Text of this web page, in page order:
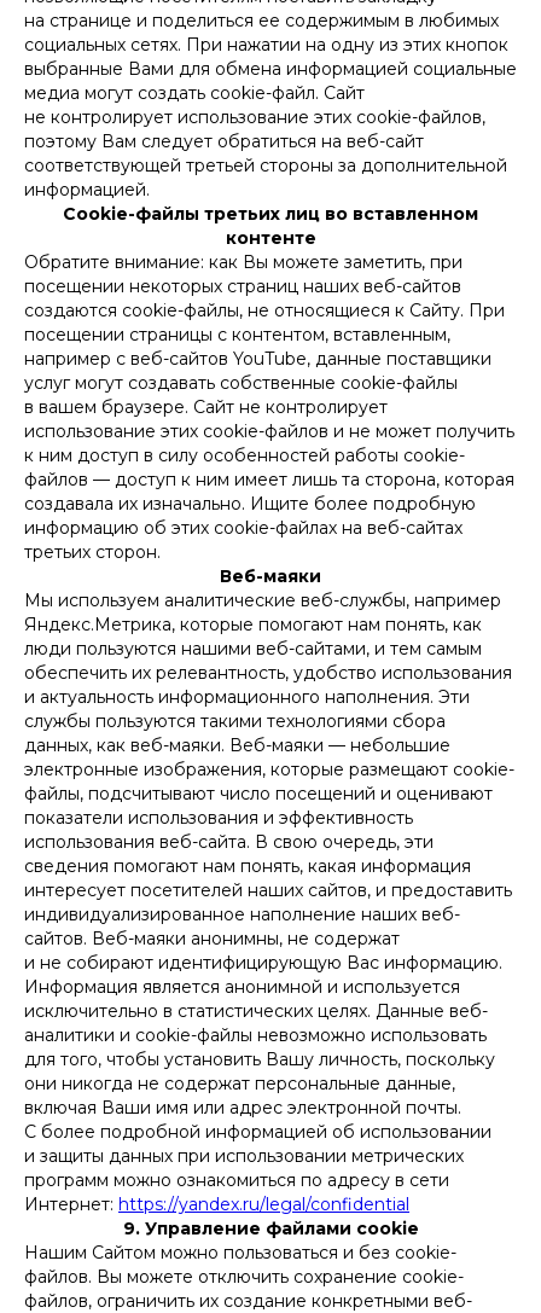
на странице и поделиться ее содержимым в любимых
социальных сетях. При нажатии на одну из этих кнопок
выбранные Вами для обмена информацией социальные
медиа могут создать cookie-файл. Сайт
не контролирует использование этих cookie-файлов,
поэтому Вам следует обратиться на веб-сайт
соответствующей третьей стороны за дополнительной
информацией.
Cookie-файлы третьих лиц во вставленном
контенте
Обратите внимание: как Вы можете заметить, при
посещении некоторых страниц наших веб-сайтов
создаются cookie-файлы, не относящиеся к Сайту. При
посещении страницы с контентом, вставленным,
например с веб-сайтов YouTube, данные поставщики
услуг могут создавать собственные cookie-файлы
в вашем браузере. Сайт не контролирует
использование этих cookie-файлов и не может получить
к ним доступ в силу особенностей работы cookie-
файлов — доступ к ним имеет лишь та сторона, которая
создавала их изначально. Ищите более подробную
информацию об этих cookie-файлах на веб-сайтах
третьих сторон.
Веб-маяки
Мы используем аналитические веб-службы, например
Яндекс.Метрика, которые помогают нам понять, как
люди пользуются нашими веб-сайтами, и тем самым
обеспечить их релевантность, удобство использования
и актуальность информационного наполнения. Эти
службы пользуются такими технологиями сбора
данных, как веб-маяки. Веб-маяки — небольшие
электронные изображения, которые размещают cookie-
файлы, подсчитывают число посещений и оценивают
показатели использования и эффективность
использования веб-сайта. В свою очередь, эти
сведения помогают нам понять, какая информация
интересует посетителей наших сайтов, и предоставить
индивидуализированное наполнение наших веб-
сайтов. Веб-маяки анонимны, не содержат
и не собирают идентифицирующую Вас информацию.
Информация является анонимной и используется
исключительно в статистических целях. Данные веб-
аналитики и cookie-файлы невозможно использовать
для того, чтобы установить Вашу личность, поскольку
они никогда не содержат персональные данные,
включая Ваши имя или адрес электронной почты.
С более подробной информацией об использовании
и защиты данных при использовании метрических
программ можно ознакомиться по адресу в сети
Интернет: https://yandex.ru/legal/confidential
9. Управление файлами cookie
Нашим Сайтом можно пользоваться и без cookie-
файлов. Вы можете отключить сохранение cookie-
файлов, ограничить их создание конкретными веб-